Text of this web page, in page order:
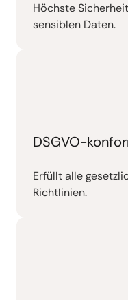
Höchste
sensiblen Daten.
DSGVO-
Erfüllt alle
Richtlinien.